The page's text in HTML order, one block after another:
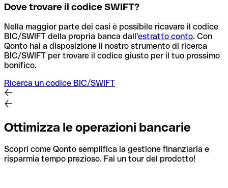
Dove trovare il codice SWIFT?
Nella maggior parte dei casi è possibile ricavare il codice
BIC/SWIFT della propria banca dall'estratto conto. Con
Qonto hai a disposizione il nostro strumento di ricerca
BIC/SWIFT per trovare il codice giusto per il tuo prossimo
bonifico.
Ricerca un codice BIC/SWIFT
Ottimizza le operazioni bancarie
Scopri come Qonto semplifica la gestione finanziaria e
risparmia tempo prezioso. Fai un tour del prodotto!